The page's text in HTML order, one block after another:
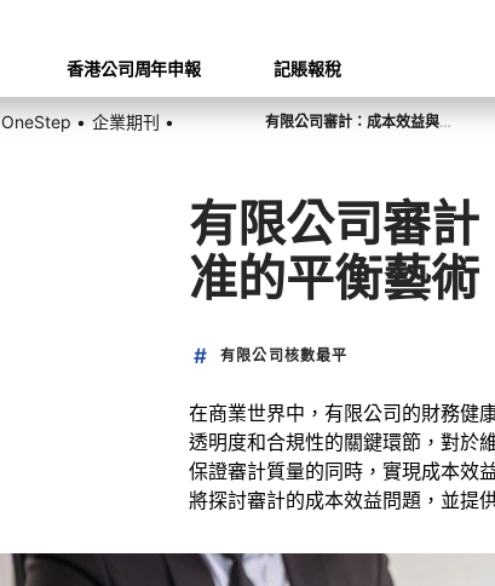
香港公司周年申報 記賬報稅
OneStep • 企業期刊 • 有限公司審計：成本效益與專業精准的平衡藝術
有限公司審
准的平衡藝術
有限公司核數最平
在商業世界中，有限公司的財務健
透明度和合規性的關鍵環節，對於
保證審計質量的同時，實現成本效
將探討審計的成本效益問題，並提